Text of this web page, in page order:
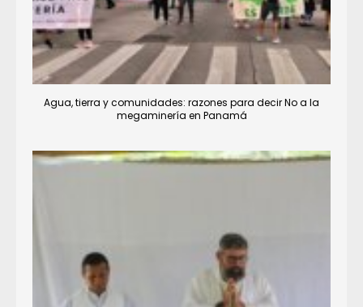
Agua, tierra y comunidades: razones para decir No a la
megaminería en Panamá